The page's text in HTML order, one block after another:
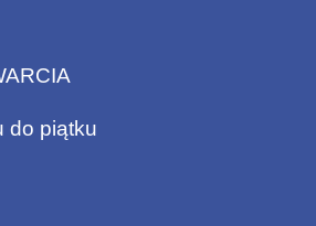
do piątku